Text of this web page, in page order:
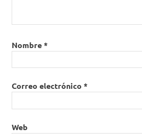
Nombre*
Correo electrónico *
Web